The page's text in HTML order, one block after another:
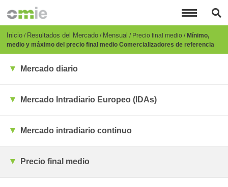
principal
Breadcrumb
Inicio Resultados del Mercado Mensual Precio final medio Mínimo,
medio y máximo del precio final medio Comercializadores de referencia
Mercado diario
Mercado Intradiario Europeo (IDAs)
Mercado intradiario continuo
Precio final medio